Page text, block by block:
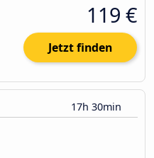
119 €
Jetzt finden
17h 30min